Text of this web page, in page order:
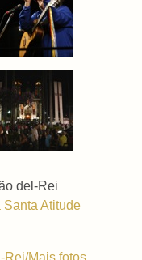
del-Rei
Santa Atitude